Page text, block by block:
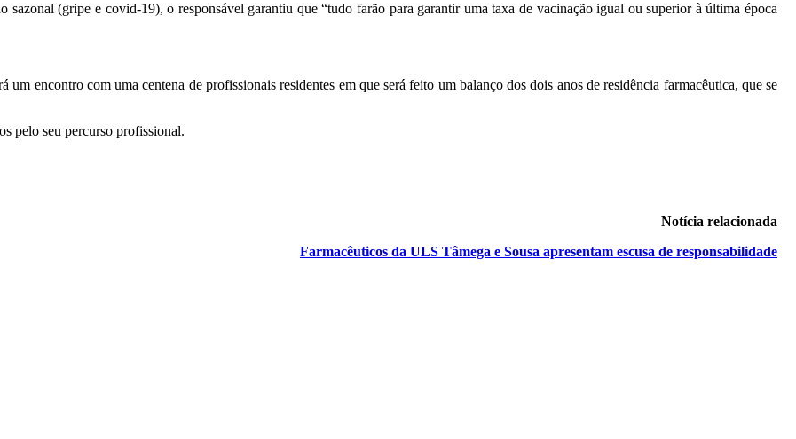
sazonal (gripe e covid-19), o responsável garantiu que “tudo farão para garantir uma taxa de vacinação igual ou superior à última época
encontro com uma centena de profissionais residentes em que será feito um balanço dos dois anos de residência farmacêutica, que se
pelo seu percurso profissional.
Notícia relacionada
Farmacêuticos da ULS Tâmega e Sousa apresentam escusa de responsabilidade